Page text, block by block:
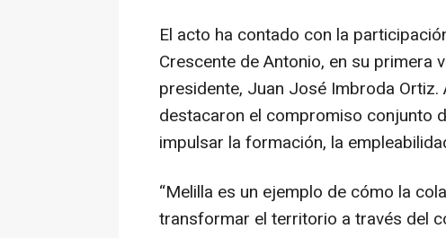
El acto ha contado con la
Crescente de Antonio, en su primera
presidente, Juan José Imbroda
destacaron el compromiso conjunto
impulsar la formación, la
“Melilla es un ejemplo de cómo la
transformar el territorio a través del